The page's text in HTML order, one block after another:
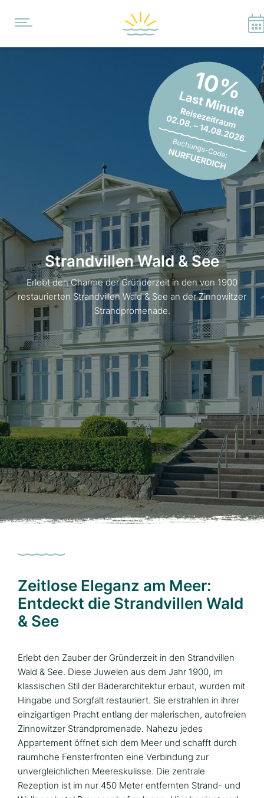
Strandvillen Wald & See
Erlebt den Charme der Gründerzeit in den von 1900
restaurierten Strandvillen Wald & See an der Zinnowitzer
Strandpromenade.
Zeitlose Eleganz am Meer:
Entdeckt die Strandvillen Wald
& See
Erlebt den Zauber der Gründerzeit in den Strandvillen
Wald & See. Diese Juwelen aus dem Jahr 1900, im
klassischen Stil der Bäderarchitektur erbaut, wurden mit
Hingabe und Sorgfalt restauriert. Sie erstrahlen in ihrer
einzigartigen Pracht entlang der malerischen, autofreien
Zinnowitzer Strandpromenade. Nahezu jedes
Appartement öffnet sich dem Meer und schafft durch
raumhohe Fensterfronten eine Verbindung zur
unvergleichlichen Meereskulisse. Die zentrale
Rezeption ist im nur 450 Meter entfernten Strand- und